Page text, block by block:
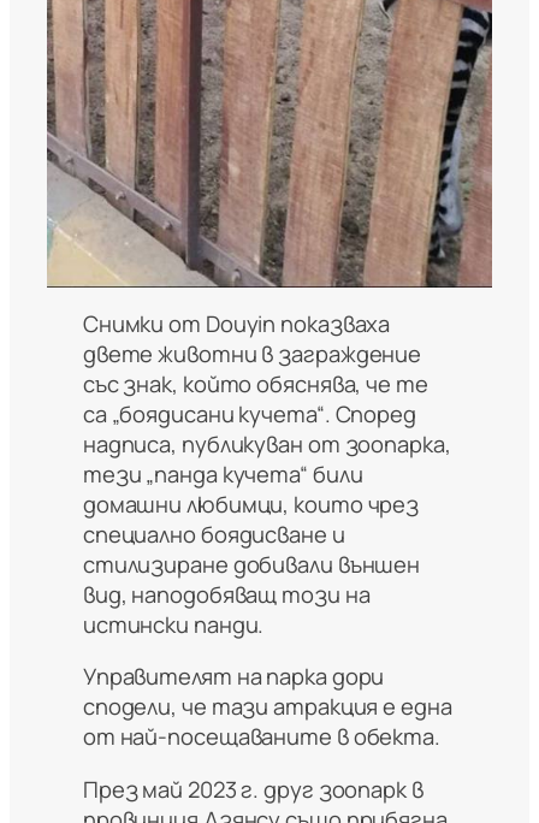
Снимки от Douyin показваха
двете животни в заграждение
със знак, който обяснява, че те
са „боядисани кучета“. Според
надписа, публикуван от зоопарка,
тези „панда кучета“ били
домашни любимци, които чрез
специално боядисване и
стилизиране добивали външен
вид, наподобяващ този на
истински панди.
Управителят на парка дори
сподели, че тази атракция е една
от най-посещаваните в обекта.
През май 2023 г. друг зоопарк в